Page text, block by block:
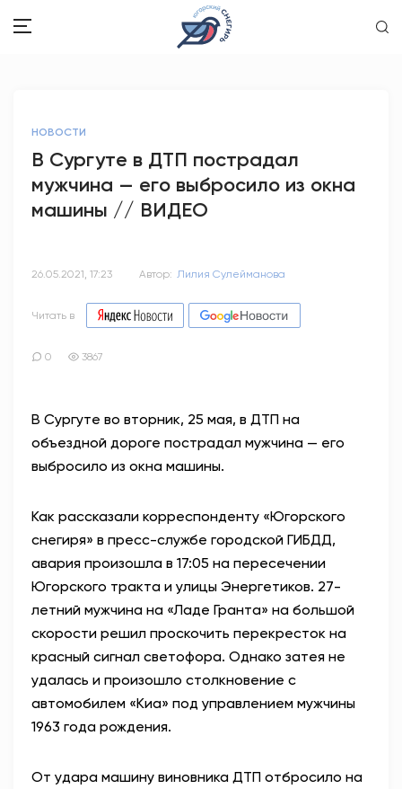
ОБРАЗОВАНИЕ
ПСИХОЛОГИЯ
КУЛЬТУРА
СПОРТ
АНТИТЕРРОР
ОФИЦИАЛЬНО
82,17 94,84
Вход / Регистрация
НОВОСТИ
В Сургуте в ДТП пострадал
мужчина — его выбросило из окна
машины // ВИДЕО
26.05.2021, 17:23 Автор: Лилия Сулейманова
Читать в
0 3867
В Сургуте во вторник, 25 мая, в ДТП на
объездной дороге пострадал мужчина — его
выбросило из окна машины.
Как рассказали корреспонденту «Югорского
снегиря» в пресс-службе городской ГИБДД,
авария произошла в 17:05 на пересечении
Югорского тракта и улицы Энергетиков. 27-
летний мужчина на «Ладе Гранта» на большой
скорости решил проскочить перекресток на
красный сигнал светофора. Однако затея не
удалась и произошло столкновение с
автомобилем «Киа» под управлением мужчины
1963 года рождения.
От удара машину виновника ДТП отбросило на